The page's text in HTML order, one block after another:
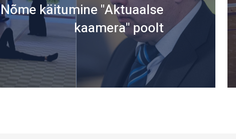
Nõme käitumine "Aktuaalse
kaamera" poolt